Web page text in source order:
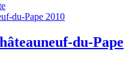
du-Pape